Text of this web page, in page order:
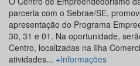
parceria com o Sebrae/SE,
apresentação do Programa
30, 31 e 01. Na oportunidade,
Centro, localizadas na Ilha
atividades... +Informações